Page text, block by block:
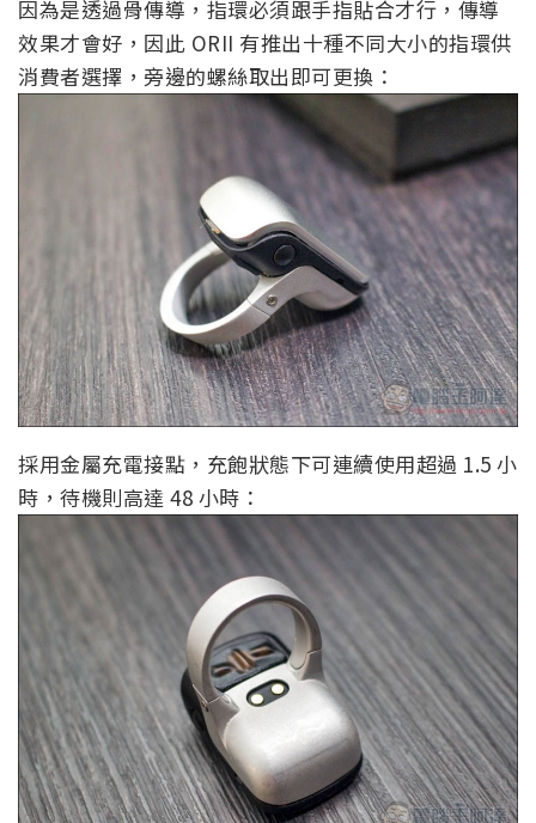
因為是透過骨傳導，指環必須跟手指貼合才行，傳導
效果才會好，因此 ORII 有推出十種不同大小的指環供
消費者選擇，旁邊的螺絲取出即可更換：
採用金屬充電接點，充飽狀態下可連續使用超過 1.5 小
時，待機則高達 48 小時：